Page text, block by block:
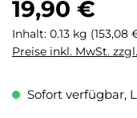
19,90 €
Inhalt: 0.13 kg (153,08
Preise inkl. MwSt.
Sofort verfügbar,